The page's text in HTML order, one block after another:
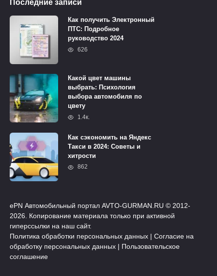
Последние записи
Как получить Электронный
ПТС: Подробное
руководство 2024
626
Какой цвет машины
выбрать: Психология
выбора автомобиля по
цвету
1.4к.
Как сэкономить на Яндекс
Такси в 2024: Советы и
хитрости
862
ePN Автомобильный портал AVTO-GURMAN.RU © 2012-
2026. Копирование материала только при активной
гиперссылки на наш сайт.
Политика обработки персональных данных | Согласие на
обработку персональных данных | Пользовательское
соглашение